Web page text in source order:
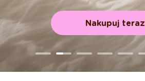
Nakupuj teraz